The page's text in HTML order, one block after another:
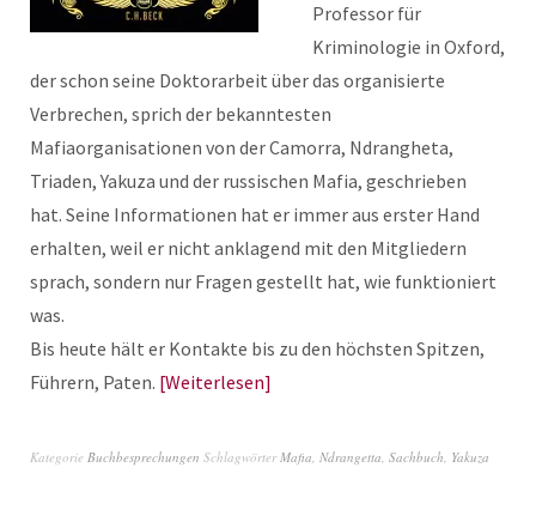
Professor für
Kriminologie in Oxford,
der schon seine Doktorarbeit über das organisierte
Verbrechen, sprich der bekanntesten
Mafiaorganisationen von der Camorra, Ndrangheta,
Triaden, Yakuza und der russischen Mafia, geschrieben
hat. Seine Informationen hat er immer aus erster Hand
erhalten, weil er nicht anklagend mit den Mitgliedern
sprach, sondern nur Fragen gestellt hat, wie funktioniert
was.
Bis heute hält er Kontakte bis zu den höchsten Spitzen,
Führern, Paten. Weiterlesen
Kategorie Buchbesprechungen SchlagwörterMafia, Ndrangetta, Sachbuch, Yakuza